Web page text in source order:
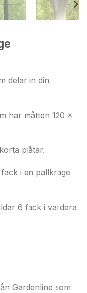
delar in din
har måtten 120 x
plåtar.
i en pallkrage
6 fack i vardera
Gardenline som